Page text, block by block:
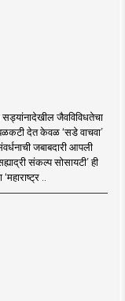
सड्यांनादेखील जैवविविधतेचा
देत केवळ ‘सडे वाचवा’
जबाबदारी आपली
संकल्प सोसायटी’ ही
..